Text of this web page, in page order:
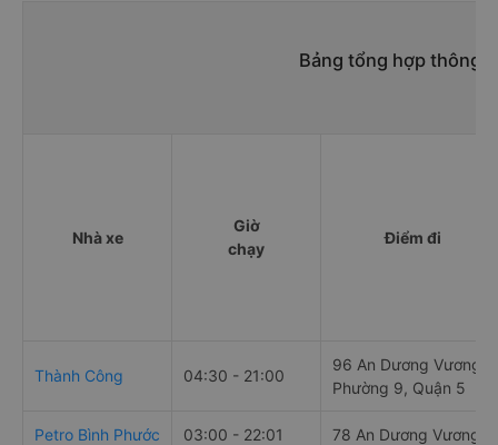
Bảng tổng hợp thông
Nhà xe
Giờ
chạy
Điểm đi
Thành Công 04:30 - 21:00
96 An Dương Vương,
Phường 9, Quận 5
Petro Bình Phước 03:00 - 22:01 78 An Dương Vương